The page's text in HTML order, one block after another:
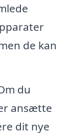
de kan
du
ansætte
dit nye